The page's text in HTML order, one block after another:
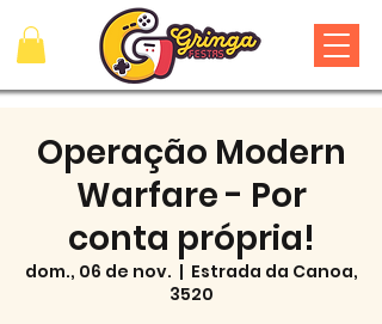
Operação Modern
Warfare - Por
conta própria!
dom., 06 de nov.
  |
Estrada da Canoa,
3520